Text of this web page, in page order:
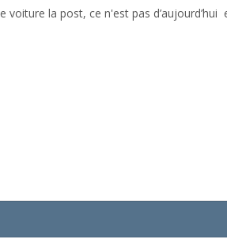
la post, ce n'est pas